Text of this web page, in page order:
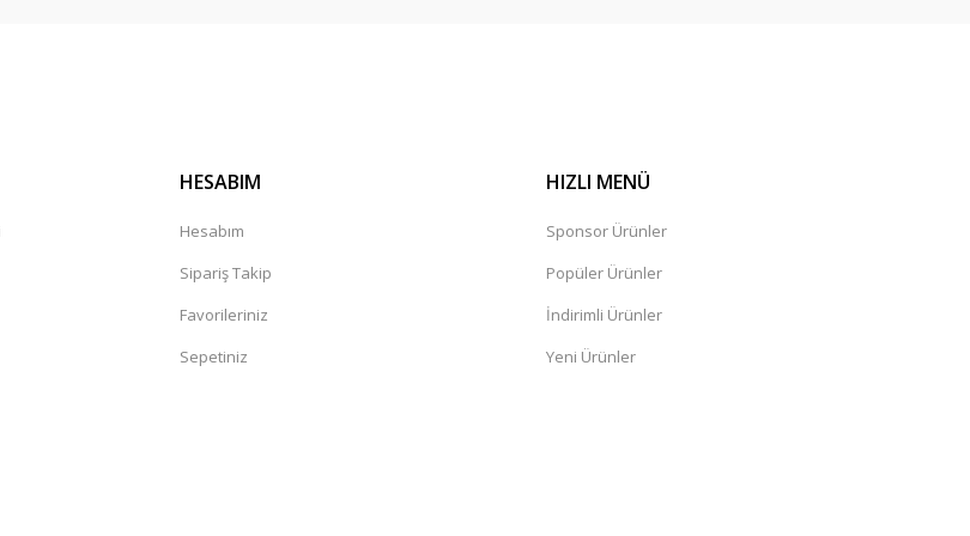
HESABIM
Hesabım
Sipariş Takip
Favorileriniz
Sepetiniz
HIZLI MENÜ
Sponsor Ürünler
Popüler Ürünler
İndirimli Ürünler
Yeni Ürünler